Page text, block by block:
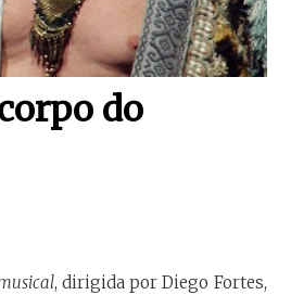
do
, dirigida por Diego Fortes,